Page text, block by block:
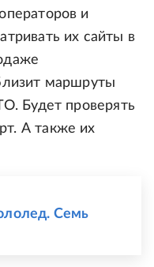
и
их сайты в
маршруты
Будет проверять
А также их
Семь